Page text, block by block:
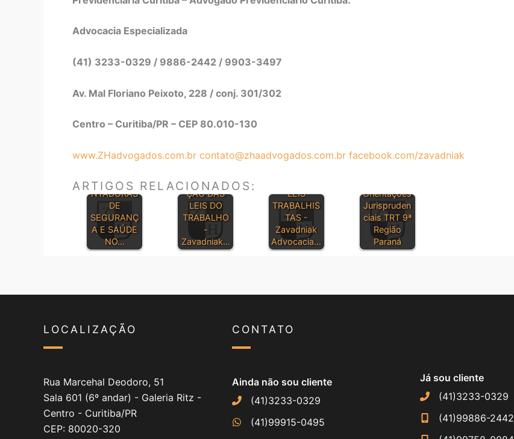
Advocacia Especializada
(41) 3233-0329 / 9886-2442 / 9903-3497
Av. Mal Floriano Peixoto, 228 / conj. 301/302
Centro – Curitiba/PR – CEP 80.010-130
www.ZHadvogados.com.br contato@zhaadvogados.com.br facebook.com/zavadniak
ARTIGOS RELACIONADOS:
REGULAME
NTADORAS
DE
SEGURANÇ
A E SAÚDE
NO…
CONSOLIDA
ÇÃO DAS
LEIS DO
TRABALHO
-
Zavadniak…
LEIS
TRABALHIS
TAS -
Zavadniak
Advocacia…
Orientações
Jurispruden
ciais TRT 9ª
Região
Paraná
LOCALIZAÇÃO
Rua Marcehal Deodoro, 51
Sala 601 (6º andar) - Galeria Ritz -
Centro - Curitiba/PR
CEP: 80020-320
CONTATO
Ainda não sou cliente
(41)3233-0329
(41)99915-0495
Já sou cliente
(41)3233-0329
(41)99886-2442